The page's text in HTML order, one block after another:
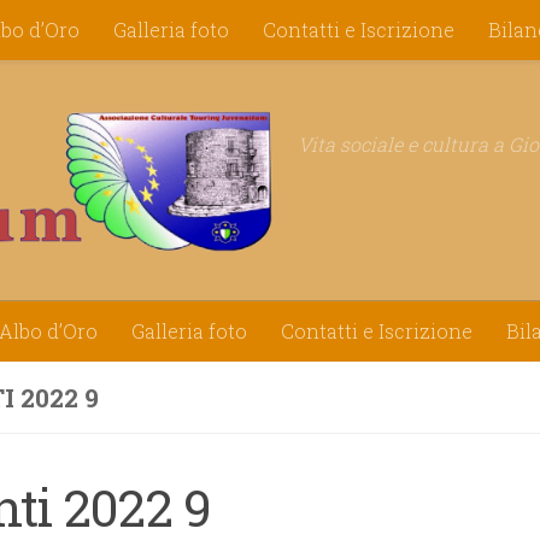
d’Oro Galleria foto Contatti e Iscrizione
Vita sociale e cultura a
Albo d’Oro Galleria foto Contatti e Iscrizione
2022 9
2022 9